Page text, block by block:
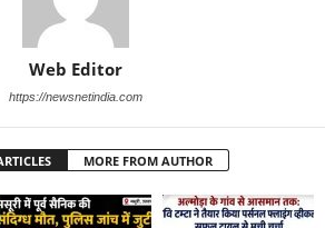
Web Editor
https://newsnetindia.com
MORE FROM AUTHOR